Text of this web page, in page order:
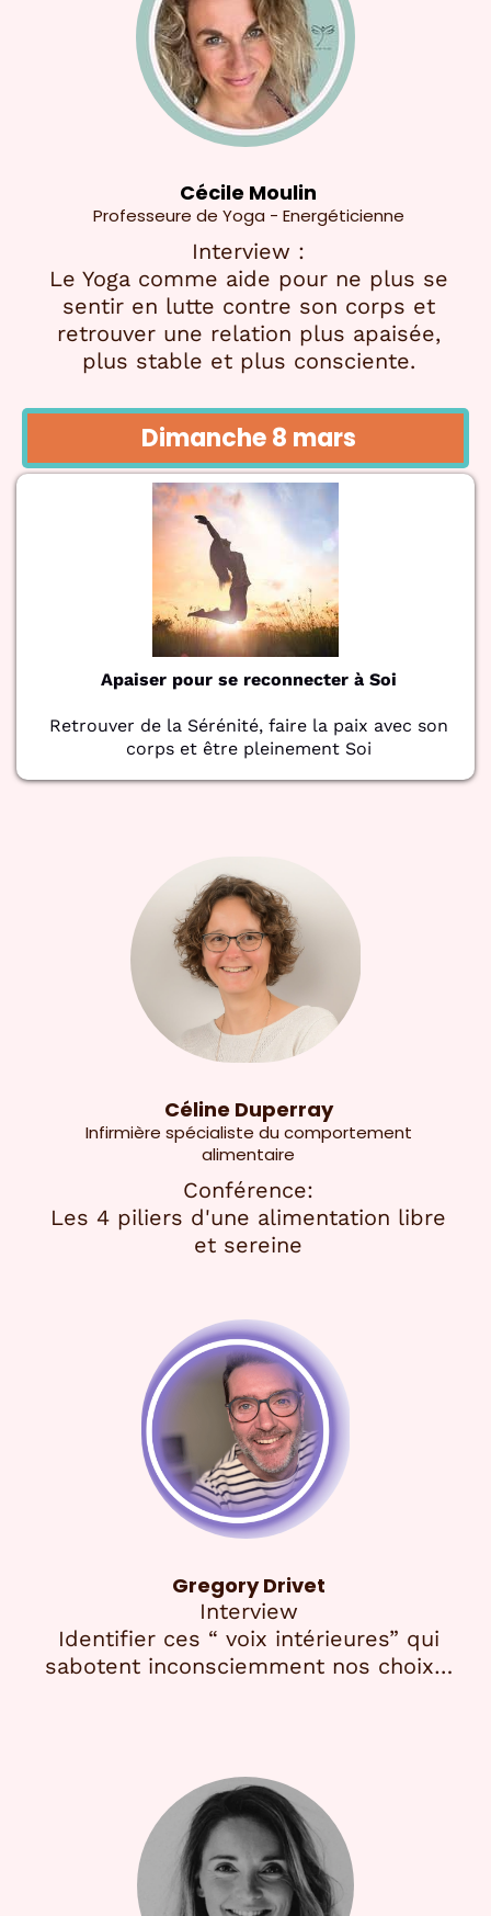
Cécile Moulin
Professeure de Yoga - Energéticienne
Interview :
Le Yoga comme aide pour ne plus se
sentir en lutte contre son corps et
retrouver une relation plus apaisée,
plus stable et plus consciente.
Dimanche 8 mars
Apaiser pour se reconnecter à Soi
Retrouver de la Sérénité, faire la paix avec son
corps et être pleinement Soi
Céline Duperray
Infirmière spécialiste du comportement
alimentaire
Conférence:
Les 4 piliers d'une alimentation libre
et sereine
Gregory Drivet
Interview
Identifier ces “ voix intérieures” qui
sabotent inconsciemment nos choix…